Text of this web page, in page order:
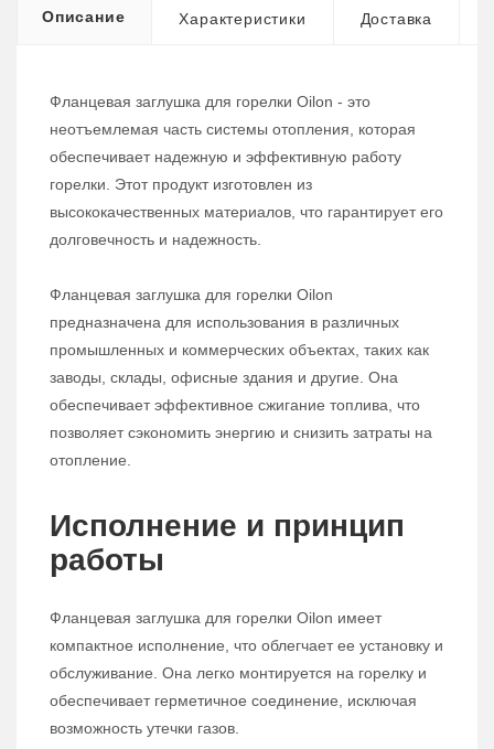
Описание Характеристики Доставка
Фланцевая заглушка для горелки Oilon - это
неотъемлемая часть системы отопления, которая
обеспечивает надежную и эффективную работу
горелки. Этот продукт изготовлен из
высококачественных материалов, что гарантирует его
долговечность и надежность.
Фланцевая заглушка для горелки Oilon
предназначена для использования в различных
промышленных и коммерческих объектах, таких как
заводы, склады, офисные здания и другие. Она
обеспечивает эффективное сжигание топлива, что
позволяет сэкономить энергию и снизить затраты на
отопление.
Исполнение и принцип
работы
Фланцевая заглушка для горелки Oilon имеет
компактное исполнение, что облегчает ее установку и
обслуживание. Она легко монтируется на горелку и
обеспечивает герметичное соединение, исключая
возможность утечки газов.